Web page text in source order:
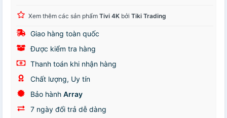
Xem thêm các sản phẩm Tivi 4K bởi Tiki Trading
Giao hàng toàn quốc
Được kiểm tra hàng
Thanh toán khi nhận hàng
Chất lượng, Uy tín
Bảo hành Array
7 ngày đổi trả dễ dàng